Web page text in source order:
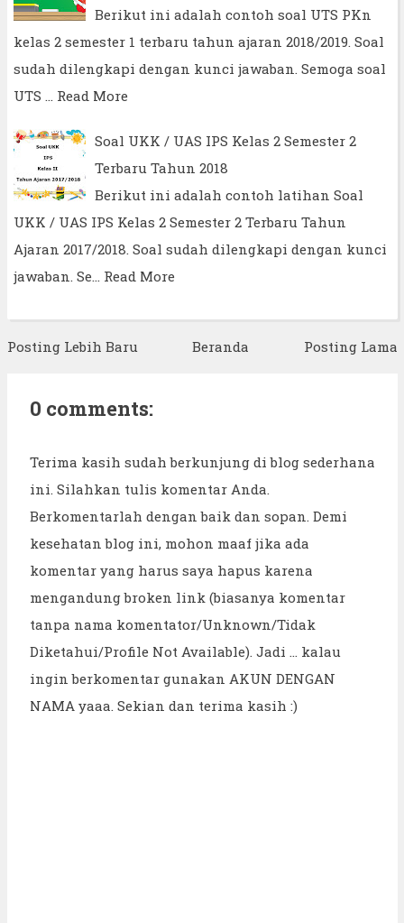
Berikut ini adalah contoh soal UTS PKn
kelas 2 semester 1 terbaru tahun ajaran 2018/2019. Soal
sudah dilengkapi dengan kunci jawaban. Semoga soal
UTS … Read More
Soal UKK / UAS IPS Kelas 2 Semester 2
Terbaru Tahun 2018
Berikut ini adalah contoh latihan Soal
UKK / UAS IPS Kelas 2 Semester 2 Terbaru Tahun
Ajaran 2017/2018. Soal sudah dilengkapi dengan kunci
jawaban. Se… Read More
Posting Lebih Baru Posting Lama
Beranda
0 comments:
Terima kasih sudah berkunjung di blog sederhana
ini. Silahkan tulis komentar Anda.
Berkomentarlah dengan baik dan sopan. Demi
kesehatan blog ini, mohon maaf jika ada
komentar yang harus saya hapus karena
mengandung broken link (biasanya komentar
tanpa nama komentator/Unknown/Tidak
Diketahui/Profile Not Available). Jadi ... kalau
ingin berkomentar gunakan AKUN DENGAN
NAMA yaaa. Sekian dan terima kasih :)